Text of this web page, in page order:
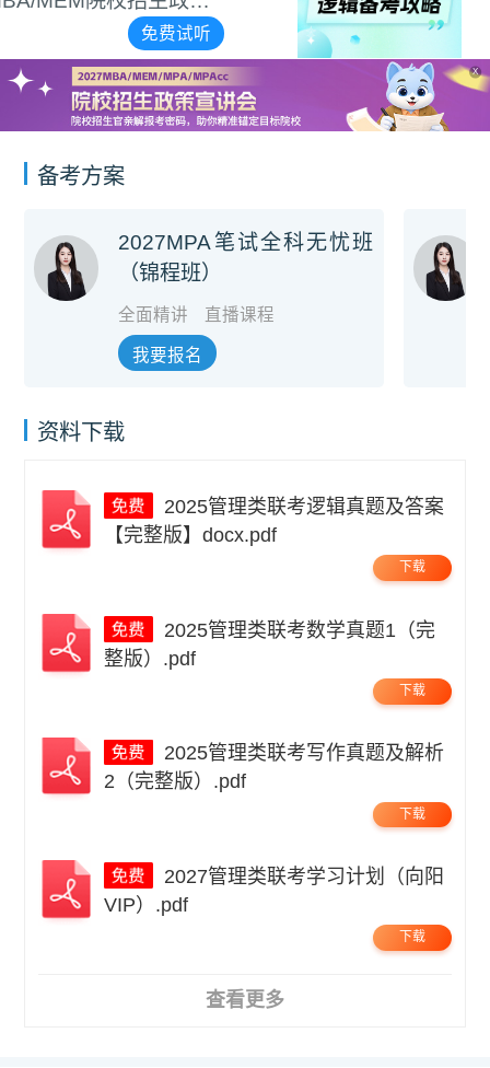
免费试听
X
备考方案
2027MPA笔试全科无忧班
（锦程班）
全面精讲 直播课程
我要报名
资料下载
【完整版】docx.pdf
下载
整版）.pdf
下载
2（完整版）.pdf
下载
VIP）.pdf
下载
查看更多